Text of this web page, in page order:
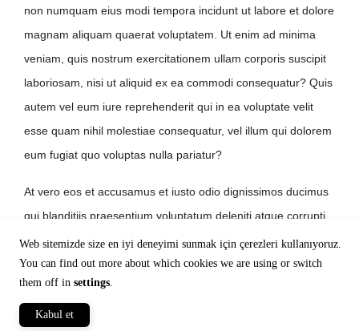
non numquam eius modi tempora incidunt ut labore et dolore
magnam aliquam quaerat voluptatem. Ut enim ad minima
veniam, quis nostrum exercitationem ullam corporis suscipit
laboriosam, nisi ut aliquid ex ea commodi consequatur? Quis
autem vel eum iure reprehenderit qui in ea voluptate velit
esse quam nihil molestiae consequatur, vel illum qui dolorem
eum fugiat quo voluptas nulla pariatur?
At vero eos et accusamus et iusto odio dignissimos ducimus
qui blanditiis praesentium voluptatum deleniti atque corrupti
quos dolores et quas molestias excepturi sint occaecati
cupiditate non provident, similique sunt in culpa qui officia
deserunt mollitia animi, id est laborum et dolorum fuga.
Web sitemizde size en iyi deneyimi sunmak için çerezleri kullanıyoruz.
You can find out more about which cookies we are using or switch
them off in settings.
Kabul et